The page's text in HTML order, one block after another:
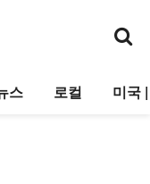
스 로컬 미국